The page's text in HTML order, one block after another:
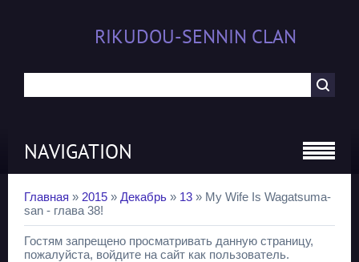
RIKUDOU-SENNIN CLAN
NAVIGATION
Главная » 2015 » Декабрь » 13 » My Wife Is Wagatsuma-
san - глава 38!
Гостям запрещено просматривать данную страницу,
пожалуйста, войдите на сайт как пользователь.